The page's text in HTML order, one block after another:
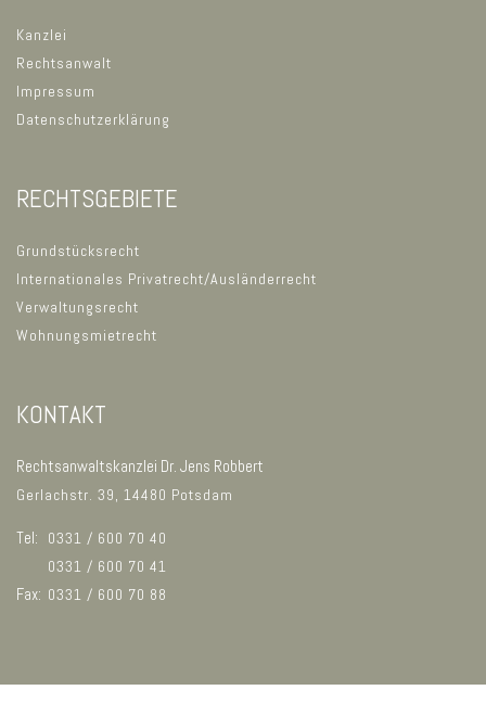
Kanzlei
Rechtsanwalt
Impressum
Datenschutzerklärung
RECHTSGEBIETE
Grundstücksrecht
Internationales Privatrecht/Ausländerrecht
Verwaltungsrecht
Wohnungsmietrecht
KONTAKT
Rechtsanwaltskanzlei Dr. Jens Robbert
Gerlachstr. 39, 14480 Potsdam
Tel:
0331 / 600 70 40
0331 / 600 70 41
Fax: 0331 / 600 70 88